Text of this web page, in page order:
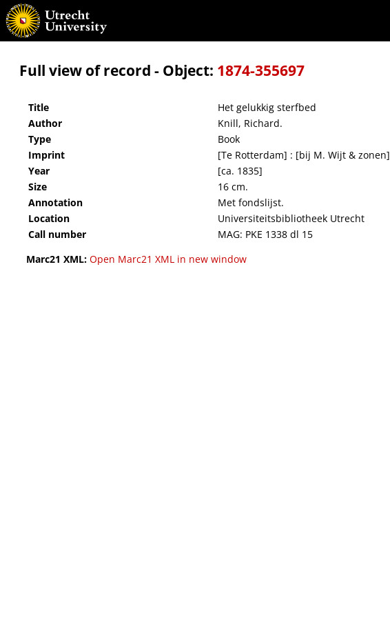
Het gelukkig sterfbed
Full view of record - Object: 1874-355697
Title Het gelukkig sterfbed
Author
Knill, Richard.
Type
Book
Imprint
[Te Rotterdam] : [bij M. Wijt & zonen]
Year
[ca. 1835]
Size
16 cm.
Annotation
Met fondslijst.
Location
Universiteitsbibliotheek Utrecht
Call number
MAG: PKE 1338 dl 15
Marc21 XML: Open Marc21 XML in new window